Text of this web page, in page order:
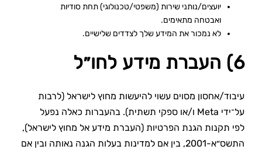
יועצים/נותני שירות (משפטי/טכנולוגי) תחת סודיות
ואבטחה מתאימים.
לא נמכור את המידע שלך לצדדים שלישיים.
6) העברת מידע לחו״ל
עיבוד/אחסון מסוים עשוי להיעשות מחוץ לישראל (לרבות
על־ידי Meta ו/או ספקי תשתית). בהעברות כאלה נפעל
לפי תקנות הגנת הפרטיות (העברת מידע אל מחוץ לישראל),
התשס״א-2001, בין אם למדינות בעלות הגנה נאותה ובין אם